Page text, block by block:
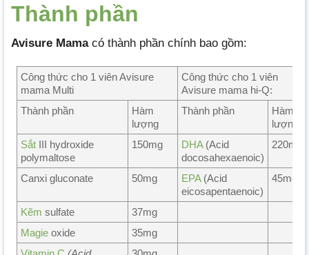
Thành phần
Avisure Mamacó thành phần chính bao gồm:
Công thức cho 1 viên Avisure
mama Multi
Công thức cho 1 viên
Avisure mama hi-Q:
Thành phần
Hàm
lượng
Thành phần
Hàm
lượng
Sắt III hydroxide
polymaltose
150mg DHA(Acid
docosahexaenoic)
220mg
Canxi gluconate 50mg EPA(Acid
eicosapentaenoic)
45mg
Kẽm sulfate
37mg
Magie oxide
35mg